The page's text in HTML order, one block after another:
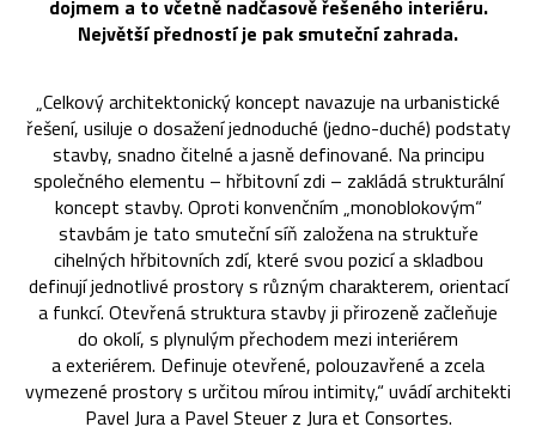
dojmem a to včetně nadčasově řešeného interiéru.
Největší předností je pak smuteční zahrada.
„Celkový architektonický koncept navazuje na urbanistické
řešení, usiluje o dosažení jednoduché (jedno-duché) podstaty
stavby, snadno čitelné a jasně definované. Na principu
společného elementu – hřbitovní zdi – zakládá strukturální
koncept stavby. Oproti konvenčním „monoblokovým“
stavbám je tato smuteční síň založena na struktuře
cihelných hřbitovních zdí, které svou pozicí a skladbou
definují jednotlivé prostory s různým charakterem, orientací
a funkcí. Otevřená struktura stavby ji přirozeně začleňuje
do okolí, s plynulým přechodem mezi interiérem
a exteriérem. Definuje otevřené, polouzavřené a zcela
vymezené prostory s určitou mírou intimity,“ uvádí architekti
Pavel Jura a Pavel Steuer z Jura et Consortes.